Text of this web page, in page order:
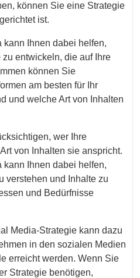
können Sie eine Strategie
ist.
kann Ihnen dabei helfen,
entwickeln, die auf Ihre
können Sie
am besten für Ihr
und welche Art von Inhalten
wer Ihre
von Inhalten sie anspricht.
kann Ihnen dabei helfen,
verstehen und Inhalte zu
und Bedürfnisse
Media-Strategie kann dazu
in den sozialen Medien
erreicht werden. Wenn Sie
Strategie benötigen,